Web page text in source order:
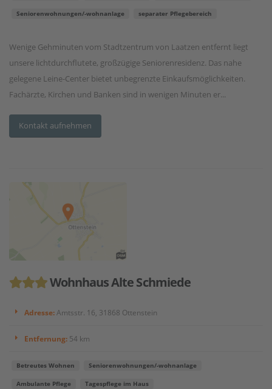
Seniorenwohnungen/-wohnanlage separater Pflegebereich
Wenige Gehminuten vom Stadtzentrum von Laatzen entfernt liegt
unsere lichtdurchflutete, großzügige Seniorenresidenz. Das nahe
gelegene Leine-Center bietet unbegrenzte Einkaufsmöglichkeiten.
Fachärzte, Kirchen und Banken sind in wenigen Minuten er...
Kontakt aufnehmen
Wohnhaus Alte Schmiede
Adresse: Amtsstr. 16, 31868 Ottenstein
Entfernung: 54 km
Betreutes Wohnen Seniorenwohnungen/-wohnanlage
Ambulante Pflege Tagespflege im Haus